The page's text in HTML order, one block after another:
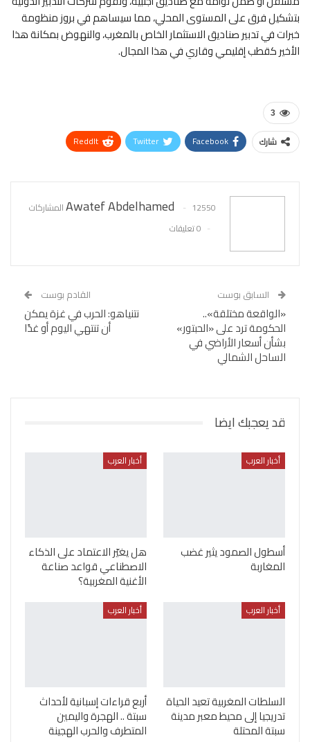
بتشكيل فرق على المستوى المحلي، مما سيساهم في بروز منظومة
خبرات في تدبير صناديق الاستثمار الخاص بالمغرب، والنهوض بمكانة هذا
الأخير كقطب إقليمي وقاري في هذا المجال.
3
شارك Facebook
Twitter
ReddIt
Awatef Abdelhamed
12550 المشاركات
0 تعليقات
السابق بوست
«الواقعة مختلقة»..
الحكومة ترد على «الحبتور»
بشأن أسعار الأراضي في
الساحل الشمالي
القادم بوست
نتنياهو: الحرب في غزة يمكن
أن تنتهي اليوم أو غدًا
قد يعجبك ايضا
أخبار العرب
أسطول الصمود يثير غضب
المغاربة
أخبار العرب
هل يغيّر الاعتماد على الذكاء
الاصطناعي قواعد صناعة
الأغنية المغربية؟
أخبار العرب
السلطات المغربية تعيد الحياة
تدريجيا إلى محيط معبر مدينة
سبتة المحتلة
أخبار العرب
أربع قراءات إسبانية لأحداث
سبتة .. الهجرة واليمين
المتطرف والحرب الهجينة